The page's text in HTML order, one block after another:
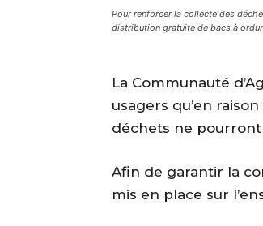
Pour renforcer la collecte des
distribution gratuite de bacs à
La Communauté
usagers qu’en
déchets ne pourront
Afin de garantir la
mis en place sur